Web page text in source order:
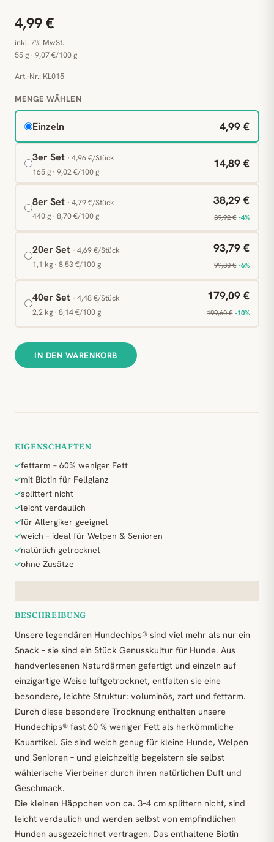
4,99 €
inkl. 7% MwSt.
55 g · 9,07 €/100 g
Art.-Nr.: KL015
MENGE WÄHLEN
Einzeln 4,99 €
3er Set · 4,96 €/Stück
165 g · 9,02 €/100 g
14,89 €
8er Set · 4,79 €/Stück
440 g · 8,70 €/100 g
38,29 €
39,92 € -4%
20er Set · 4,69 €/Stück
1,1 kg · 8,53 €/100 g
93,79 €
99,80 € -6%
40er Set · 4,48 €/Stück
2,2 kg · 8,14 €/100 g
179,09 €
199,60 € -10%
IN DEN WARENKORB
EIGENSCHAFTEN
fettarm – 60% weniger Fett
mit Biotin für Fellglanz
splittert nicht
leicht verdaulich
für Allergiker geeignet
weich – ideal für Welpen & Senioren
natürlich getrocknet
ohne Zusätze
BESCHREIBUNG
Unsere legendären Hundechips® sind viel mehr als nur ein
Snack – sie sind ein Stück Genusskultur für Hunde. Aus
handverlesenen Naturdärmen gefertigt und einzeln auf
einzigartige Weise luftgetrocknet, entfalten sie eine
besondere, leichte Struktur: voluminös, zart und fettarm.
Durch diese besondere Trocknung enthalten unsere
Hundechips® fast 60 % weniger Fett als herkömmliche
Kauartikel. Sie sind weich genug für kleine Hunde, Welpen
und Senioren – und gleichzeitig begeistern sie selbst
wählerische Vierbeiner durch ihren natürlichen Duft und
Geschmack.
Die kleinen Häppchen von ca. 3–4 cm splittern nicht, sind
leicht verdaulich und werden selbst von empfindlichen
Hunden ausgezeichnet vertragen. Das enthaltene Biotin